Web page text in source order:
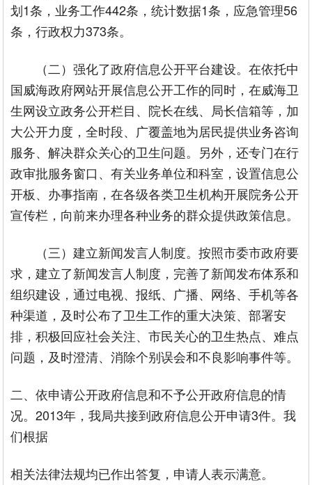
划1条，业务工作442条，统计数据1条，应急管理56
条，行政权力373条。
（二）强化了政府信息公开平台建设。在依托中
国威海政府网站开展信息公开工作的同时，在威海卫
生网设立政务公开栏目、院长在线、局长信箱等，加
大公开力度，全时段、广覆盖地为居民提供业务咨询
服务、解决群众关心的卫生问题。另外，还专门在行
政审批服务窗口、有关业务单位和科室，设置信息公
开板、办事指南，在各级各类卫生机构开展院务公开
宣传栏，向前来办理各种业务的群众提供政策信息。
（三）建立新闻发言人制度。按照市委市政府要
求，建立了新闻发言人制度，完善了新闻发布体系和
组织建设，通过电视、报纸、广播、网络、手机等各
种渠道，及时公布了卫生工作的重大决策、部署安
排，积极回应社会关注、市民关心的卫生热点、难点
问题，及时澄清、消除个别误会和不良影响事件等。
二、依申请公开政府信息和不予公开政府信息的情
况。2013年，我局共接到政府信息公开申请3件。我
们根据
相关法律法规均已作出答复，申请人表示满意。